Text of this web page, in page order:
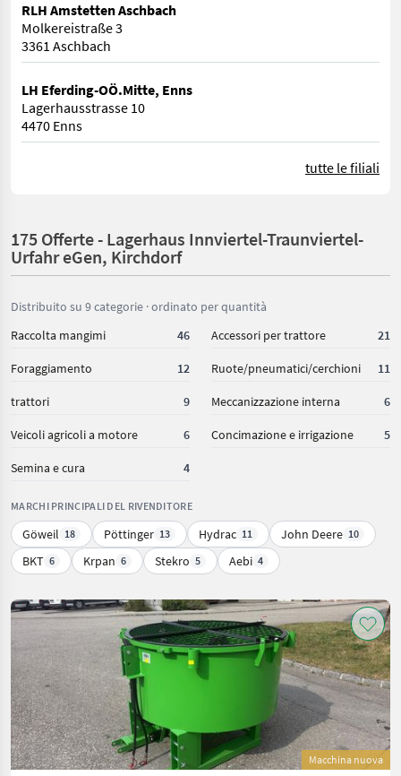
RLH Amstetten Aschbach
Molkereistraße 3
3361 Aschbach
LH Eferding-OÖ.Mitte, Enns
Lagerhausstrasse 10
4470 Enns
tutte le filiali
175 Offerte - Lagerhaus Innviertel-Traunviertel-
Urfahr eGen, Kirchdorf
Distribuito su 9 categorie · ordinato per quantità
Raccolta mangimi
46 Accessori per trattore 21
Foraggiamento 12 Ruote/pneumatici/cerchioni 11
trattori 9 Meccanizzazione interna 6
Veicoli agricoli a motore 6 Concimazione e irrigazione 5
Semina e cura 4
MARCHI PRINCIPALI DEL RIVENDITORE
Göweil 18 Pöttinger 13 Hydrac 11 John Deere 10
BKT 6 Krpan 6 Stekro 5 Aebi 4
Macchina nuova